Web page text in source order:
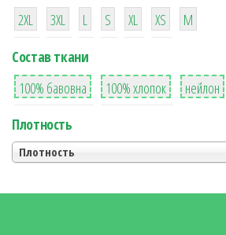
38
2XL
16
3XL
42
L
42
S
42
XL XS
М
Состав ткани
8
100% бавовна
36
100% хлопок
2
нейлон
Плотность
Плотность